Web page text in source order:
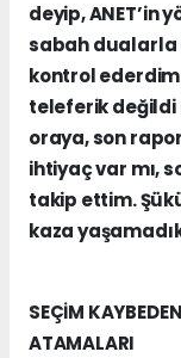
deyip, ANET’in
sabah dualarla
kontrol
teleferik değildi
oraya, son
ihtiyaç var mı,
takip ettim.
kaza
SEÇİM
ATAMALARI